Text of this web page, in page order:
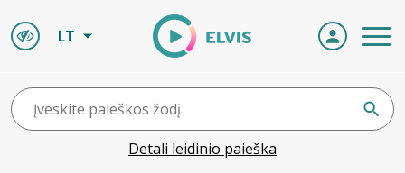
LT
Detali leidinio paieška